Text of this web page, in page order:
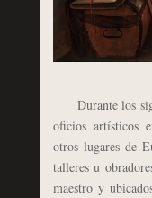
Durante los
oficios artísticos
otros lugares de
talleres u
maestro y